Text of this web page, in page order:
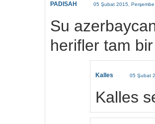
PADISAH 05 Şubat 2015,
Su
herifler tam
Kalles 05 Şubat
Kalles